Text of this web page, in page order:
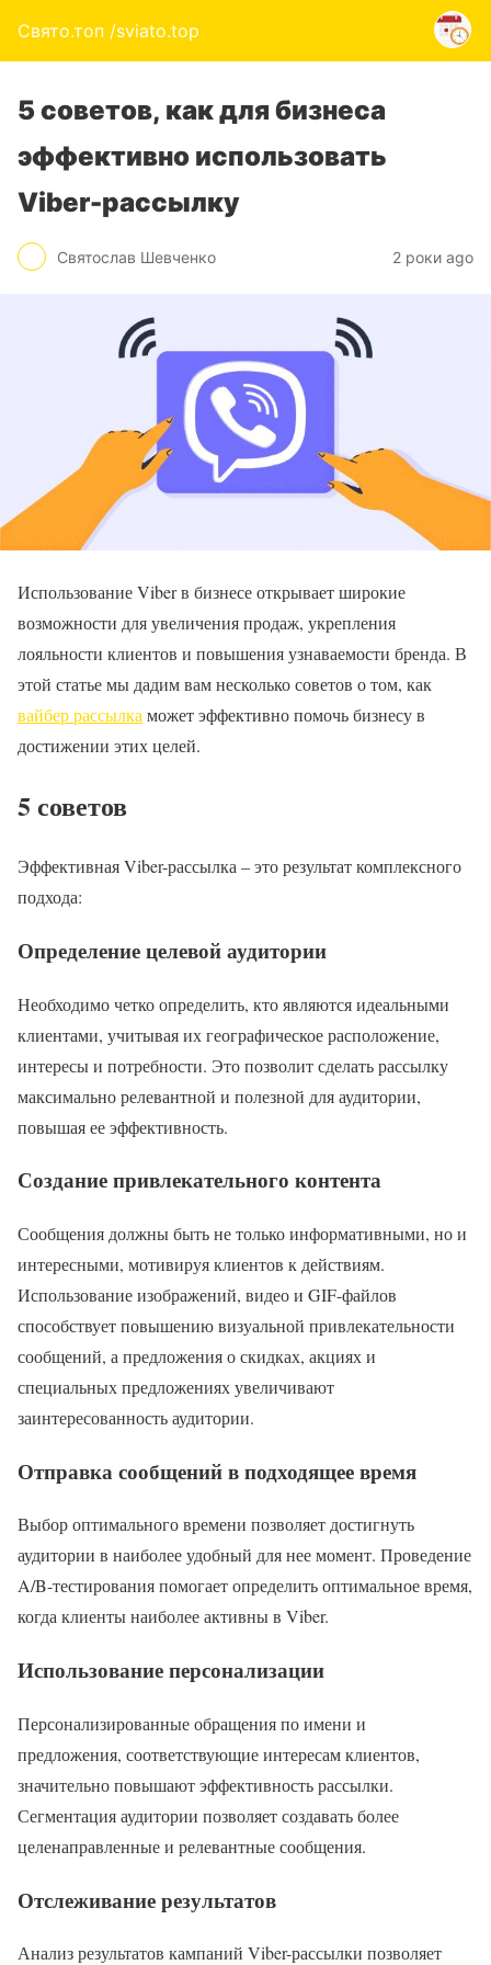
Свято.топ /sviato.top
5 советов, как для бизнеса
эффективно использовать
Viber-рассылку
Святослав Шевченко 2 роки ago
Использование Viber в бизнесе открывает широкие
возможности для увеличения продаж, укрепления
лояльности клиентов и повышения узнаваемости бренда. В
этой статье мы дадим вам несколько советов о том, как
вайбер рассылкаможет эффективно помочь бизнесу в
достижении этих целей.
5 советов
Эффективная Viber-рассылка – это результат комплексного
подхода:
Определение целевой аудитории
Необходимо четко определить, кто являются идеальными
клиентами, учитывая их географическое расположение,
интересы и потребности. Это позволит сделать рассылку
максимально релевантной и полезной для аудитории,
повышая ее эффективность.
Создание привлекательного контента
Сообщения должны быть не только информативными, но и
интересными, мотивируя клиентов к действиям.
Использование изображений, видео и GIF-файлов
способствует повышению визуальной привлекательности
сообщений, а предложения о скидках, акциях и
специальных предложениях увеличивают
заинтересованность аудитории.
Отправка сообщений в подходящее время
Выбор оптимального времени позволяет достигнуть
аудитории в наиболее удобный для нее момент. Проведение
A/B-тестирования помогает определить оптимальное время,
когда клиенты наиболее активны в Viber.
Использование персонализации
Персонализированные обращения по имени и
предложения, соответствующие интересам клиентов,
значительно повышают эффективность рассылки.
Сегментация аудитории позволяет создавать более
целенаправленные и релевантные сообщения.
Отслеживание результатов
Анализ результатов кампаний Viber-рассылки позволяет